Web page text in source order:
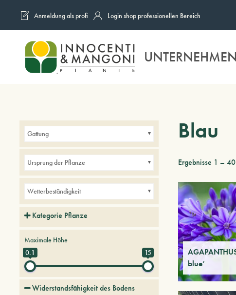
Skip to main content
Anmeldung als profi Login shop professionellen Bereich
UNTERNEHMEN
Blau
Ergebnisse 1 –
blue‘
Gattung
Ursprung der Pflanze
Wetterbeständigkeit
Kategorie Pflanze
Hartnäckige Bäume und Sträucher
keine Kategorie
Laubbäume und Sträucher
Maximale Höhe
0.1
15
Widerstandsfähigkeit des Bodens